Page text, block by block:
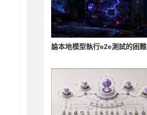
論本地模型執行e2e測試的困難